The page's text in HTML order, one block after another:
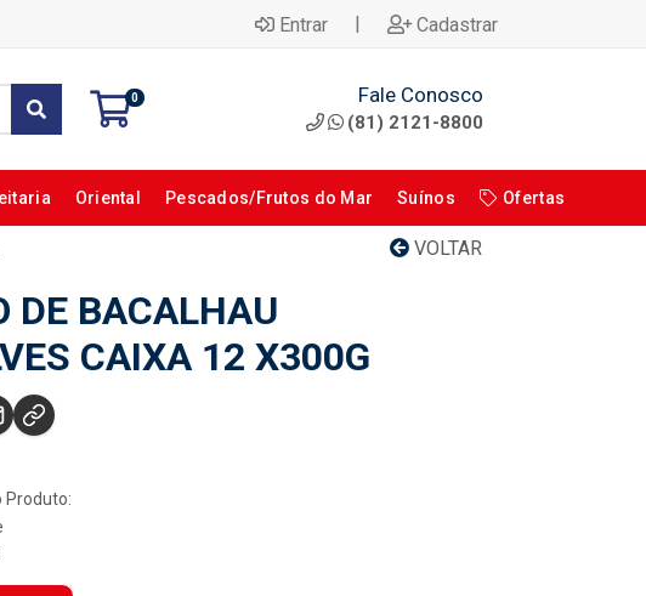
Entrar | Cadastrar
0 Fale Conosco
(81) 2121-8800
Oriental Pescados/Frutos do Mar Suínos Ofertas
VOLTAR
DE BACALHAU
CAIXA 12 X300G
Produto: